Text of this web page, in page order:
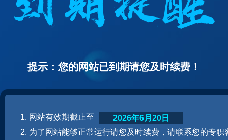
提示：您的网站已到期请您及时续费！
1. 网站有效期截止至
2. 为了网站能够正常运行请您及时续费，请联系您的专职
2026年6月20日